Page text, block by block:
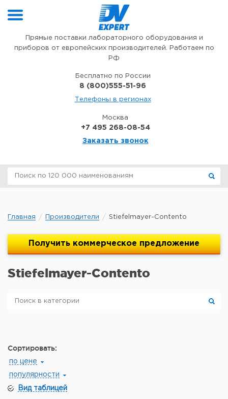
Прямые поставки лабораторного оборудования и
приборов от европейских производителей. Работаем по
РФ
Бесплатно по России
8 (800)555-51-96
Телефоны в регионах
Москва
+7 495 268-08-54
Заказать звонок
Главная Производители Stiefelmayer-Contento
Получить коммерческое предложение
Stiefelmayer-Contento
Сортировать:
по цене
популярности
Вид таблицей